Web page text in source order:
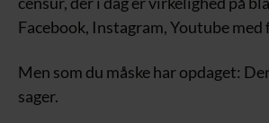
Facebook, Instagram, Youtube med
Men som du måske har opdaget:
sager.